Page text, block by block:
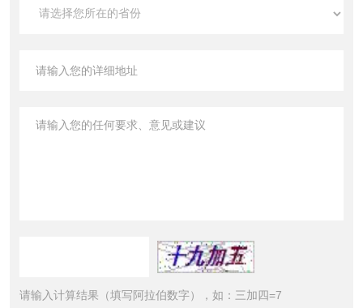
请输入计算结果（填写阿拉伯数字），如：三加四=7